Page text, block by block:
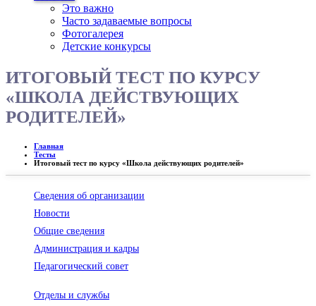
Это важно
Часто задаваемые вопросы
Фотогалерея
Детские конкурсы
ИТОГОВЫЙ ТЕСТ ПО КУРСУ
«ШКОЛА ДЕЙСТВУЮЩИХ
РОДИТЕЛЕЙ»
Главная
Тесты
Итоговый тест по курсу «Школа действующих родителей»
Сведения об организации
Новости
Общие сведения
Администрация и кадры
Педагогический совет
Отделы и службы